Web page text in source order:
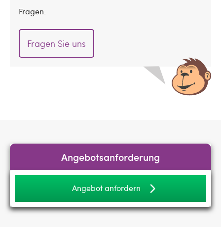
Fragen.
Fragen Sie uns
Angebotsanforderung
Angebot anfordern